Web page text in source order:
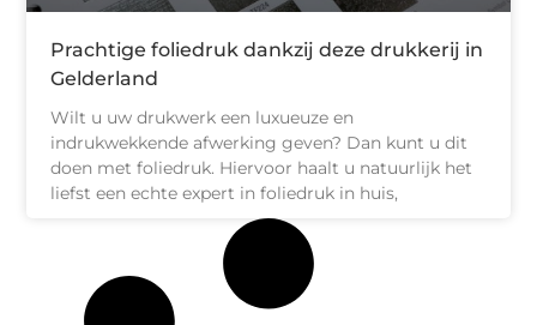
Prachtige foliedruk dankzij deze drukkerij in
Gelderland
Wilt u uw drukwerk een luxueuze en
indrukwekkende afwerking geven? Dan kunt u dit
doen met foliedruk. Hiervoor haalt u natuurlijk het
liefst een echte expert in foliedruk in huis,